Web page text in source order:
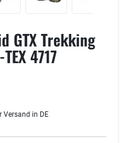
GTX Trekking
4717
Versand in DE